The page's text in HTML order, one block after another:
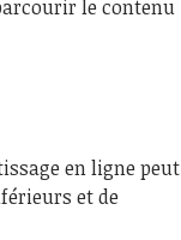
le contenu
en ligne peut
et de